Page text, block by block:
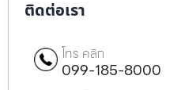
ติดต่อเรา
โทร คลิก
099-185-8000